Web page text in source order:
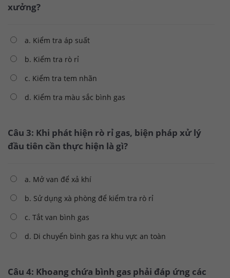
xưởng?
a. Kiểm tra áp suất
b. Kiểm tra rò rỉ
c. Kiểm tra tem nhãn
d. Kiểm tra màu sắc bình gas
Câu 3: Khi phát hiện rò rỉ gas, biện pháp xử lý
đầu tiên cần thực hiện là gì?
a. Mở van để xả khí
b. Sử dụng xà phòng để kiểm tra rò rỉ
c. Tắt van bình gas
d. Di chuyển bình gas ra khu vực an toàn
Câu 4: Khoang chứa bình gas phải đáp ứng các